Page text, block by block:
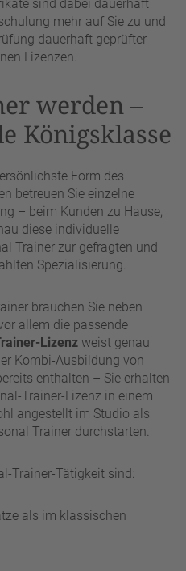
sind dabei dauerhaft
mehr auf Sie zu und
dauerhaft geprüfter
Lizenzen.
werden –
Königsklasse
Form des
betreuen Sie einzelne
– beim Kunden zu Hause,
diese individuelle
Trainer zur gefragten und
Spezialisierung.
brauchen Sie neben
allem die passende
Lizenz weist genau
Kombi-Ausbildung von
enthalten – Sie erhalten
Trainer-Lizenz in einem
angestellt im Studio als
Trainer durchstarten.
Trainer-Tätigkeit sind:
als im klassischen